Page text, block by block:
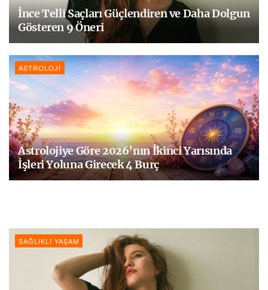
İnce Telli Saçları Güçlendiren ve Daha Dolgun
Gösteren 9 Öneri
ASTROLOJI
Astrolojiye Göre 2026’nın İkinci Yarısında
İşleri Yoluna Girecek 4 Burç
SAĞLIKLI YAŞAM